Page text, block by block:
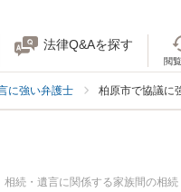
法律Q&Aを探す
閲
に強い弁護士 柏原市で協議に
続・遺言に関係する家族間の相続